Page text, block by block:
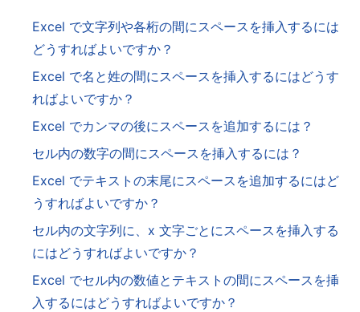
Excel で文字列や各桁の間にスペースを挿入するには
どうすればよいですか？
Excel で名と姓の間にスペースを挿入するにはどうす
ればよいですか？
Excel でカンマの後にスペースを追加するには？
セル内の数字の間にスペースを挿入するには？
Excel でテキストの末尾にスペースを追加するにはど
うすればよいですか？
セル内の文字列に、x 文字ごとにスペースを挿入する
にはどうすればよいですか？
Excel でセル内の数値とテキストの間にスペースを挿
入するにはどうすればよいですか？